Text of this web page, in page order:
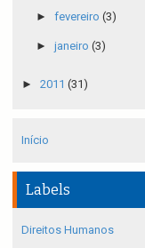
► fevereiro (3)
► janeiro (3)
► 2011 (31)
Início
Labels
Direitos Humanos